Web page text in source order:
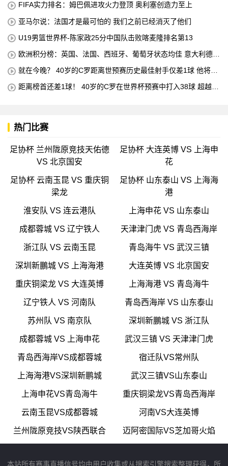
FIFA实力排名：姆巴佩进攻火力登顶 奥利塞创造力至上
亚马尔说：法国才是最可怕的 我们之前已经消灭了他们
U19男篮世界杯-陈家政25分中国队击败喀麦隆排名第13
欧洲积分榜：英国、法国、西班牙、葡萄牙状态均佳 意大利德国
就在今晚？ 40岁的C罗距离世预赛历史最佳射手仅差1球 他将在
距离榜首还差1球！ 40岁的C罗在世界杯预赛中打入38球 超越梅
热门比赛
足协杯 兰州陇原竞技天佑德
VS 北京国安
足协杯 大连英博 VS 上海申
花
足协杯 云南玉昆 VS 重庆铜
梁龙
足协杯 山东泰山 VS 上海海
港
淮安队 VS 连云港队 上海申花 VS 山东泰山
成都蓉城 VS 辽宁铁人 天津津门虎 VS 青岛西海岸
浙江队 VS 云南玉昆 青岛海牛 VS 武汉三镇
深圳新鵬城 VS 上海海港 大连英博 VS 北京国安
重庆铜梁龙 VS 大连英博 上海海港 VS 青岛海牛
辽宁铁人 VS 河南队 青岛西海岸 VS 山东泰山
苏州队 VS 南京队 深圳新鵬城 VS 浙江队
成都蓉城 VS 上海申花 武汉三镇 VS 天津津门虎
青岛西海岸VS成都蓉城 宿迁队VS常州队
上海海港VS深圳新鹏城 武汉三镇VS山东泰山
上海申花VS青岛海牛 重庆铜梁龙VS青岛西海岸
云南玉昆VS成都蓉城 河南VS大连英博
兰州陇原竞技VS陕西联合 迈阿密国际VS芝加哥火焰
本站所有赛事直播信号均由用户收集或从搜索引擎搜索整理获得，所